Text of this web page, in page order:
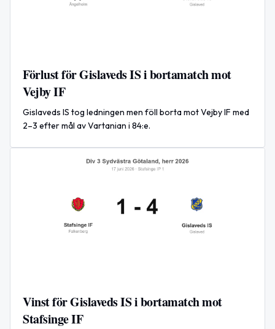
Förlust för Gislaveds IS i bortamatch mot
Vejby IF
Gislaveds IS tog ledningen men föll borta mot Vejby IF med
2–3 efter mål av Vartanian i 84:e.
Vinst för Gislaveds IS i bortamatch mot
Stafsinge IF